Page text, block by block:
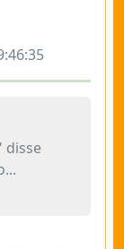
disse